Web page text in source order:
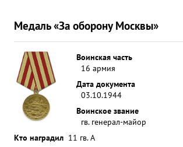
Медаль «За оборону Москвы»
Воинская часть
16 армия
Дата документа
03.10.1944
Воинское звание
гв. генерал-майор
Кто наградил 11 гв. А